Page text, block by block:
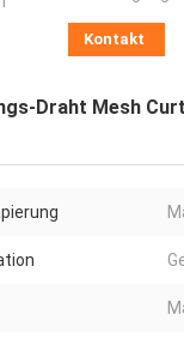
Kontakt
Draht Mesh